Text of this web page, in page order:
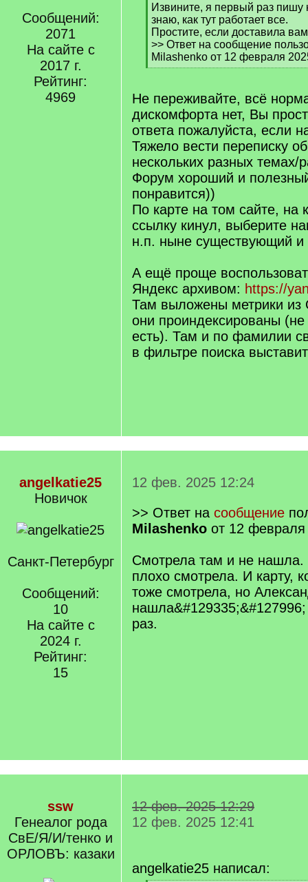
Сообщений:
2071
На сайте с
2017 г.
Рейтинг:
4969
[
q
]
Извините, я первый раз
знаю, как тут работает все.
Простите, если доставила
>> Ответ на сообщение
Milashenko от 12 февраля
[
q
Не переживайте, всё
дискомфорта нет, Вы
ответа пожалуйста, если
Тяжело вести переписку
нескольких разных темах/
Форум хороший и
понравится))
По карте на том сайте, на
ссылку кинул, выберите
н.п. ныне существующий и
А ещё проще
Яндекс архивом: https://
Там выложены метрики из
они проиндексированы
есть). Там и по фамилии
в фильтре поиска
angelkatie25
Новичок
Санкт-Петербург
Сообщений:
10
На сайте с
2024 г.
Рейтинг:
15
12 фев. 2025 12:24
>> Ответ на сообщение
Milashenko от 12
Смотрела там и не нашла.
плохо смотрела. И карту,
тоже смотрела, но
раз.
ssw
Генеалог рода
СвЕ/Я/И/тенко и
ОРЛОВЪ: казаки
12 фев. 2025 12:29
12 фев. 2025 12:41
angelkatie25 написал: